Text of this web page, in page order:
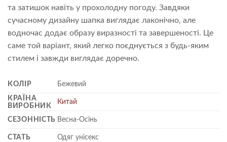
та затишок навіть у прохолодну погоду. Завдяки
сучасному дизайну шапка виглядає лаконічно, але
водночас додає образу виразності та завершеності. Це
саме той варіант, який легко поєднується з будь-яким
стилем і завжди виглядає доречно.
КОЛІР
Бежевий
КРАЇНА
ВИРОБНИК
Китай
СЕЗОННІСТЬ Весна-Осінь
СТАТЬ Одяг унісекс